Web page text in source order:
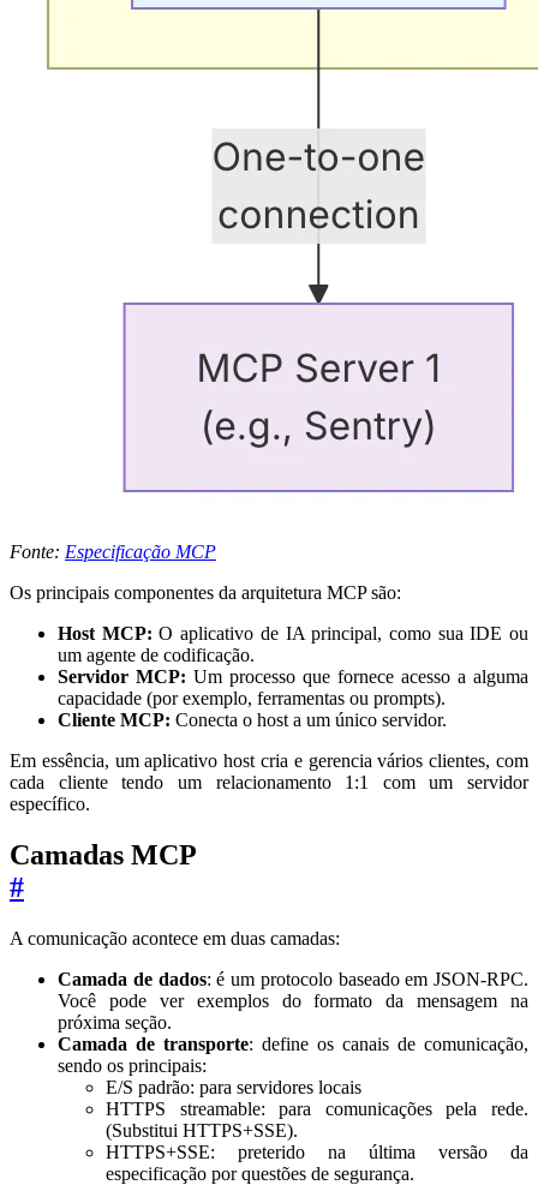
Fonte: Especificação MCP
Os principais componentes da arquitetura MCP são:
Host MCP: O aplicativo de IA principal, como sua IDE ou
um agente de codificação.
Servidor MCP: Um processo que fornece acesso a alguma
capacidade (por exemplo, ferramentas ou prompts).
Cliente MCP: Conecta o host a um único servidor.
Em essência, um aplicativo host cria e gerencia vários clientes, com
cada cliente tendo um relacionamento 1:1 com um servidor
específico.
Camadas MCP
#
A comunicação acontece em duas camadas:
Camada de dados: é um protocolo baseado em JSON-RPC.
Você pode ver exemplos do formato da mensagem na
próxima seção.
Camada de transporte: define os canais de comunicação,
sendo os principais:
E/S padrão: para servidores locais
HTTPS streamable: para comunicações pela rede.
(Substitui HTTPS+SSE).
HTTPS+SSE: preterido na última versão da
especificação por questões de segurança.